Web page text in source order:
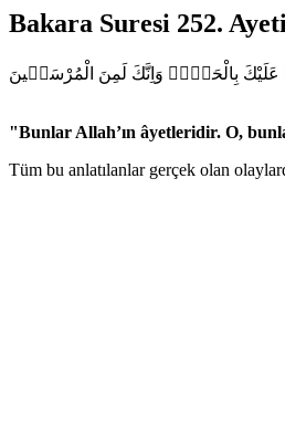
Bakara Suresi 252.
عَلَيْكَ بِالْحَقِّۜ وَاِنَّكَ لَمِنَ الْمُرْسَل۪ينَ
"Bunlar Allah’ın âyetleridir. O,
Tüm bu anlatılanlar gerçek olan